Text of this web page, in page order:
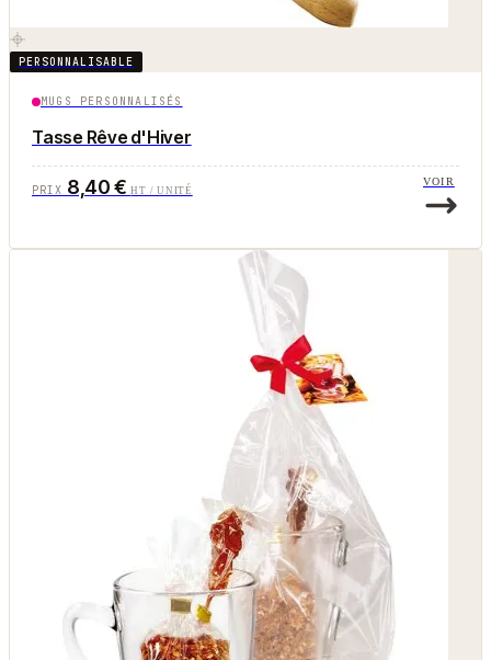
PERSONNALISABLE
MUGS PERSONNALISÉS
Tasse Rêve d'Hiver
PRIX 8,40 €HT / UNITÉ
VOIR